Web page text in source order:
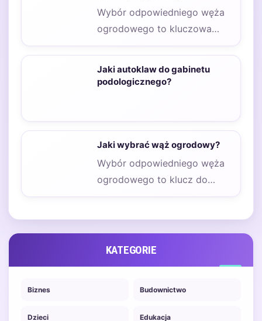
Wybór odpowiedniego węża
ogrodowego to kluczowa
decyzja dla każdego
to nie…
Jaki autoklaw do gabinetu
podologicznego?
Jaki wybrać wąż ogrodowy?
Wybór odpowiedniego węża
ogrodowego to klucz do
efektywnego i
oferuje szeroki…
KATEGORIE
Biznes Budownictwo
Dzieci Edukacja